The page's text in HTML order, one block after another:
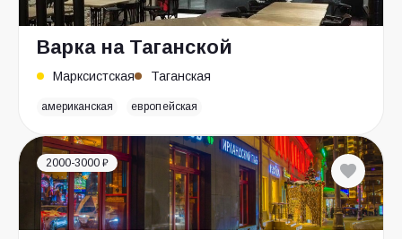
Варка на Таганской
Марксистская Таганская
американская европейская
2000-3000 ₽